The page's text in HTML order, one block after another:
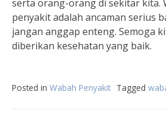
serta orang-orang di sekitar kita.
penyakit adalah ancaman serius
jangan anggap enteng. Semoga
diberikan kesehatan yang baik.
Posted in Wabah Penyakit Tagged